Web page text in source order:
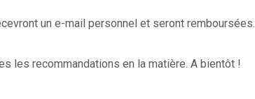
un e-mail personnel et seront remboursées.
les recommandations en la matière. A bientôt !